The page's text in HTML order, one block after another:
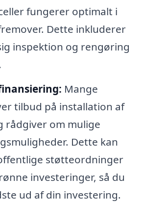
fungerer optimalt i
Dette inkluderer
inspektion og rengøring
Mange
tilbud på installation af
rådgiver om mulige
Dette kan
støtteordninger
investeringer, så du
ud af din investering.